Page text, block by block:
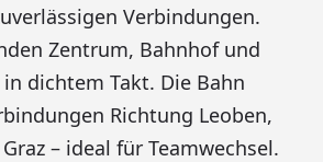
Verbindungen.
Zentrum, Bahnhof und
dichtem Takt. Die Bahn
Richtung Leoben,
– ideal für Teamwechsel.